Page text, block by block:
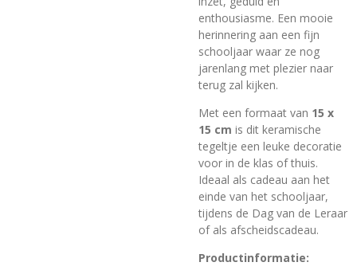
enthousiasme. Een mooie
herinnering aan een fijn
schooljaar waar ze nog
jarenlang met plezier naar
terug zal kijken.
Met een formaat van 15 x
15 cm is dit keramische
tegeltje een leuke decoratie
voor in de klas of thuis.
Ideaal als cadeau aan het
einde van het schooljaar,
tijdens de Dag van de Leraar
of als afscheidscadeau.
Productinformatie: